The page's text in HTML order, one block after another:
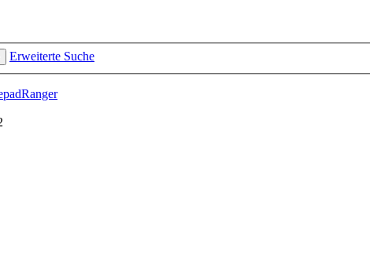
Erweiterte Suche